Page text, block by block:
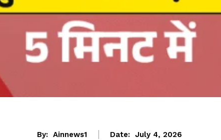
By: Ainnews1 Date: July 4, 2026